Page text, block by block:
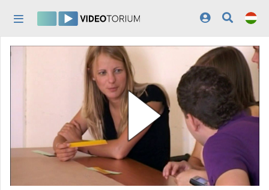
Kategóriák
Lejátszási listák